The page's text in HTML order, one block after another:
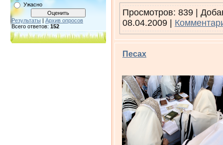
Ужасно
Результаты | Архив опросов
Всего ответов: 152
Просмотров: 839 |
08.04.2009
Песах